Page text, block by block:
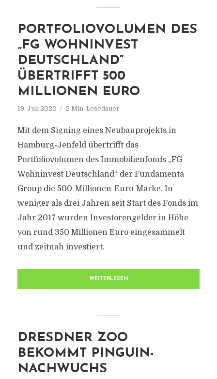
PORTFOLIOVOLUMEN DES
„FG WOHNINVEST
DEUTSCHLAND“
ÜBERTRIFFT 500
MILLIONEN EURO
19. Juli 2020 2 Min. Lesedauer
Mit dem Signing eines Neubauprojekts in
Hamburg-Jenfeld übertrifft das
Portfoliovolumen des Immobilienfonds „FG
Wohninvest Deutschland“ der Fundamenta
Group die 500-Millionen-Euro-Marke. In
weniger als drei Jahren seit Start des Fonds im
Jahr 2017 wurden Investorengelder in Höhe
von rund 350 Millionen Euro eingesammelt
und zeitnah investiert.
WEITERLESEN
DRESDNER ZOO
BEKOMMT PINGUIN-
NACHWUCHS